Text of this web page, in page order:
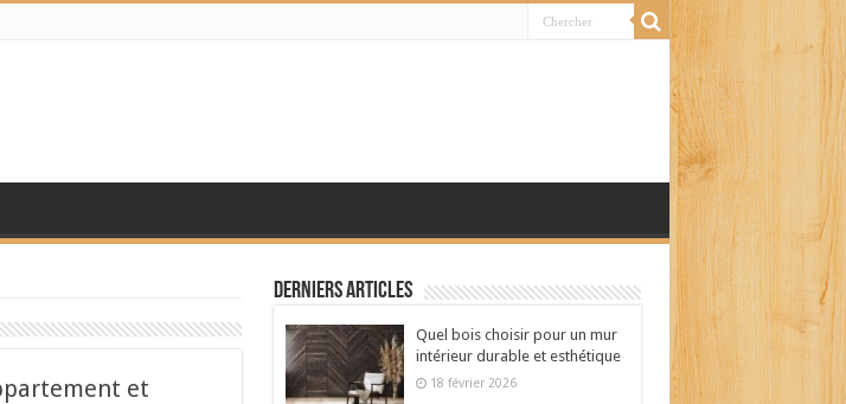
et
Derniers articles
Quel bois choisir pour un mur
intérieur durable et esthétique
18 février 2026